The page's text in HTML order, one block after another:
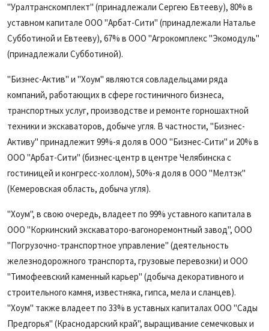
"Уралтранскомплект" (принадлежали Сергею Евтееву), 80% в
уставном капитале ООО "Арбат-Сити" (принадлежали Наталье
Субботиной и Евтееву), 67% в ООО "Агрокомплекс "Экомодуль"
(принадлежали Субботиной).
"Бизнес-Актив" и "Хоум" являются совладельцами ряда
компаний, работающих в сфере гостиничного бизнеса,
транспортных услуг, производстве и ремонте горношахтной
техники и экскаваторов, добыче угля. В частности, "Бизнес-
Активу" принадлежит 99%-я доля в ООО "Бизнес-Сити" и 20% в
ООО "Арбат-Сити" (бизнес-центр в центре Челябинска с
гостиницей и конгресс-холлом), 50%-я доля в ООО "Мелтэк"
(Кемеровская область, добыча угля).
"Хоум", в свою очередь, владеет по 99% уставного капитала в
ООО "Коркинский экскаваторо-вагоноремонтный завод", ООО
"Погрузочно-транспортное управление" (деятельность
железнодорожного транспорта, грузовые перевозки) и ООО
"Тимофеевский каменный карьер" (добыча декоративного и
строительного камня, известняка, гипса, мела и сланцев).
"Хоум" также владеет по 33% в уставных капиталах ООО "Сады
Предгорья" (Краснодарский край", выращивание семечковых и